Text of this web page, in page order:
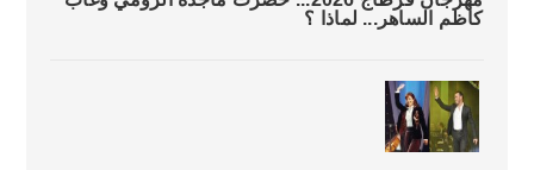
كاظم الساهر... لماذا ؟